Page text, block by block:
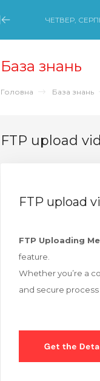
Minimize Menu
ЧЕТВЕР,
База знань
Головна База знань
FTP upload
FTP upload
FTP Uploading
feature.
Whether you’re a
and secure